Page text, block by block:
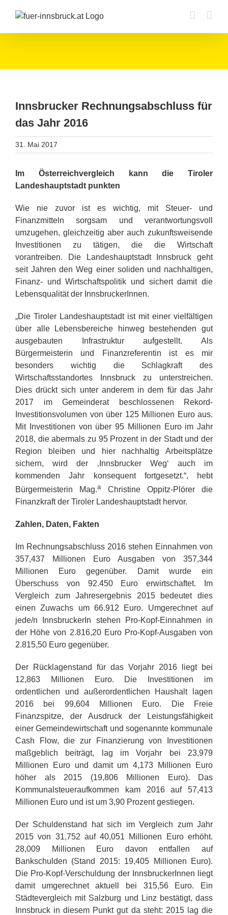
Inhalt
Innsbrucker Rechnungsabschluss für
das Jahr 2016
31. Mai 2017
Im Österreichvergleich kann die Tiroler
Landeshauptstadt punkten
Wie nie zuvor ist es wichtig, mit Steuer- und
Finanzmitteln sorgsam und verantwortungsvoll
umzugehen, gleichzeitig aber auch zukunftsweisende
Investitionen zu tätigen, die die Wirtschaft
vorantreiben. Die Landeshauptstadt Innsbruck geht
seit Jahren den Weg einer soliden und nachhaltigen,
Finanz- und Wirtschaftspolitik und sichert damit die
Lebensqualität der InnsbruckerInnen.
„Die Tiroler Landeshauptstadt ist mit einer vielfältigen
über alle Lebensbereiche hinweg bestehenden gut
ausgebauten Infrastruktur aufgestellt. Als
Bürgermeisterin und Finanzreferentin ist es mir
besonders wichtig die Schlagkraft des
Wirtschaftsstandortes Innsbruck zu unterstreichen.
Dies drückt sich unter anderem in dem für das Jahr
2017 im Gemeinderat beschlossenen Rekord-
Investitionsvolumen von über 125 Millionen Euro aus.
Mit Investitionen von über 95 Millionen Euro im Jahr
2018, die abermals zu 95 Prozent in der Stadt und der
Region bleiben und hier nachhaltig Arbeitsplätze
sichern, wird der ‚Innsbrucker Weg‘ auch im
kommenden Jahr konsequent fortgesetzt.“, hebt
Bürgermeisterin Mag.aChristine Oppitz-Plörer die
Finanzkraft der Tiroler Landeshauptstadt hervor.
Zahlen, Daten, Fakten
Im Rechnungsabschluss 2016 stehen Einnahmen von
357,437 Millionen Euro Ausgaben von 357,344
Millionen Euro gegenüber. Damit wurde ein
Überschuss von 92.450 Euro erwirtschaftet. Im
Vergleich zum Jahresergebnis 2015 bedeutet dies
einen Zuwachs um 66.912 Euro. Umgerechnet auf
jede/n InnsbruckerIn stehen Pro-Kopf-Einnahmen in
der Höhe von 2.816,20 Euro Pro-Kopf-Ausgaben von
2.815,50 Euro gegenüber.
Der Rücklagenstand für das Vorjahr 2016 liegt bei
12,863 Millionen Euro. Die Investitionen im
ordentlichen und außerordentlichen Haushalt lagen
2016 bei 99,604 Millionen Euro. Die Freie
Finanzspitze, der Ausdruck der Leistungsfähigkeit
einer Gemeindewirtschaft und sogenannte kommunale
Cash Flow, die zur Finanzierung von Investitionen
maßgeblich beiträgt, lag im Vorjahr bei 23,979
Millionen Euro und damit um 4,173 Millionen Euro
höher als 2015 (19,806 Millionen Euro). Das
Kommunalsteueraufkommen kam 2016 auf 57,413
Millionen Euro und ist um 3,90 Prozent gestiegen.
Der Schuldenstand hat sich im Vergleich zum Jahr
2015 von 31,752 auf 40,051 Millionen Euro erhöht.
28,009 Millionen Euro davon entfallen auf
Bankschulden (Stand 2015: 19,405 Millionen Euro).
Die Pro-Kopf-Verschuldung der InnsbruckerInnen liegt
damit umgerechnet aktuell bei 315,56 Euro. Ein
Städtevergleich mit Salzburg und Linz bestätigt, dass
Innsbruck in diesem Punkt gut da steht: 2015 lag die